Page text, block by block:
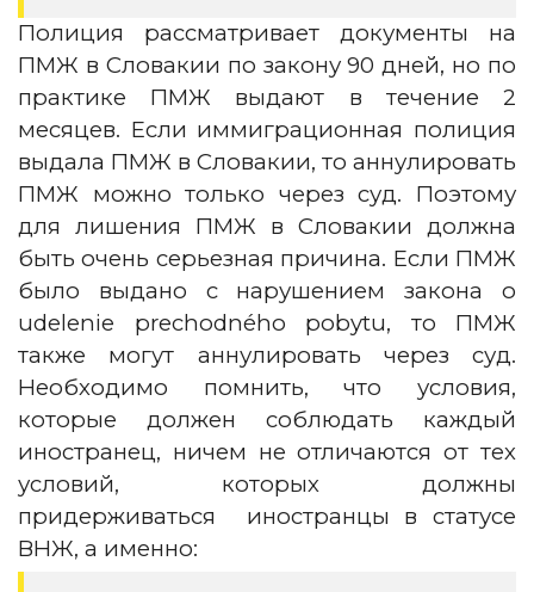
Полиция рассматривает документы на
ПМЖ в Словакии по закону 90 дней, но по
практике ПМЖ выдают в течение 2
месяцев. Если иммиграционная полиция
выдала ПМЖ в Словакии, то аннулировать
ПМЖ можно только через суд. Поэтому
для лишения ПМЖ в Словакии должна
быть очень серьезная причина. Если ПМЖ
было выдано с нарушением закона о
udelenie prechodného pobytu, то ПМЖ
также могут аннулировать через суд.
Необходимо помнить, что условия,
которые должен соблюдать каждый
иностранец, ничем не отличаются от тех
условий, которых должны
придерживаться иностранцы в статусе
ВНЖ, а именно: